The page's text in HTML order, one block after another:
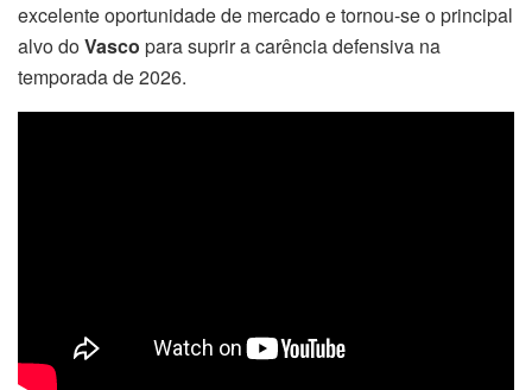
excelente oportunidade de mercado e tornou-se o principal
alvo doVasco para suprir a carência defensiva na
temporada de 2026.